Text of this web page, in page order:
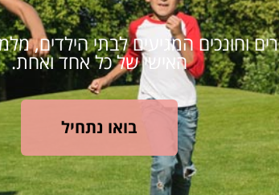
המגיעים לבתי הילדים,
האישי של כל אחד ואחת.
בואו נתחיל